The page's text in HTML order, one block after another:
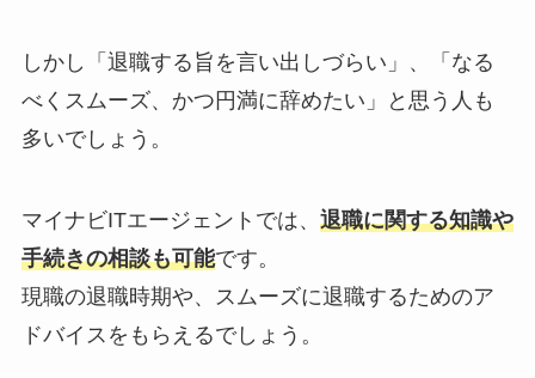
しかし「退職する旨を言い出しづらい」、「なる
べくスムーズ、かつ円満に辞めたい」と思う人も
多いでしょう。
マイナビITエージェントでは、 退職に関する知識や
手続きの相談も可能です。
現職の退職時期や、スムーズに退職するためのア
ドバイスをもらえるでしょう。